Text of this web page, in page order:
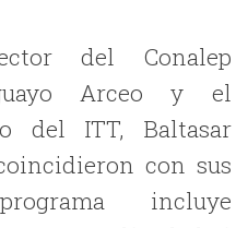
del Conalep
Arceo y el
del ITT, Baltasar
con sus
incluye